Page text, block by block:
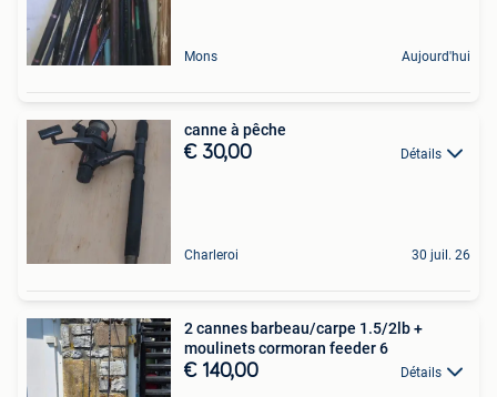
Mons Aujourd'hui
canne à pêche
€ 30,00 Détails
Charleroi 30 juil. 26
2 cannes barbeau/carpe 1.5/2lb +
moulinets cormoran feeder 6
€ 140,00 Détails